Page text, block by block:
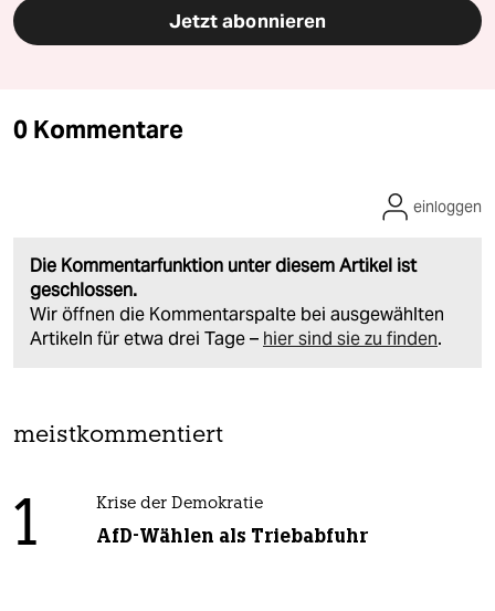
Jetzt abonnieren
0 Kommentare
Die Kommentarfunktion unter diesem Artikel ist
geschlossen.
Wir öffnen die Kommentarspalte bei ausgewählten
Artikeln für etwa drei Tage – hier sind sie zu finden.
einloggen
meistkommentiert
1 Krise der Demokratie
AfD-Wählen als Triebabfuhr